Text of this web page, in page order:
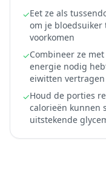
✓Eet ze als
om je
voorkomen
✓Combineer ze
energie nodig
eiwitten
✓Houd de porties
calorieën kunnen
uitstekende